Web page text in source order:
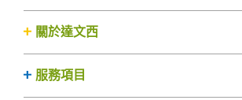
關於達文西
服務項目